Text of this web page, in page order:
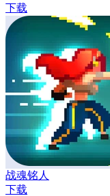
下载
战魂铭人
下载